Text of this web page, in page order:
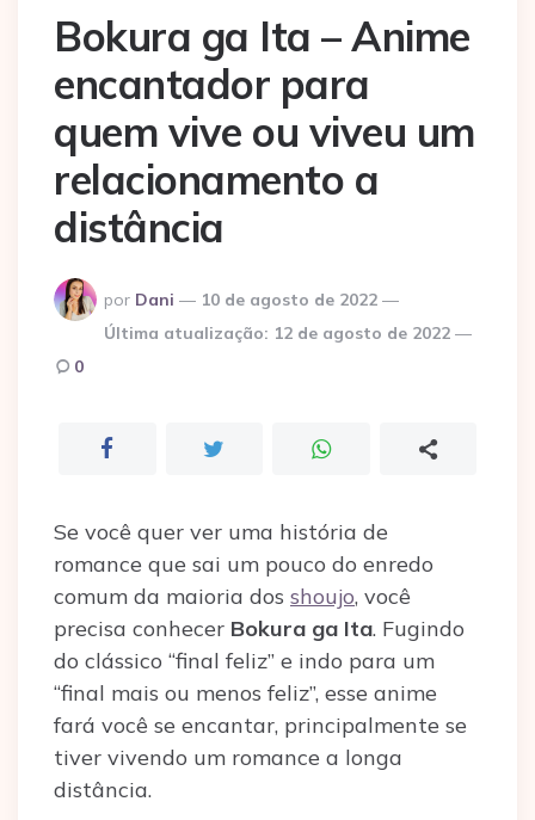
Bokura ga Ita – Anime
encantador para
quem vive ou viveu um
relacionamento a
distância
Postado
por
por Dani
10 de agosto de 2022
Última atualização: 12 de agosto de 2022
0
Se você quer ver uma história de
romance que sai um pouco do enredo
comum da maioria dos shoujo, você
precisa conhecer Bokura ga Ita. Fugindo
do clássico “final feliz” e indo para um
“final mais ou menos feliz”, esse anime
fará você se encantar, principalmente se
tiver vivendo um romance a longa
distância.